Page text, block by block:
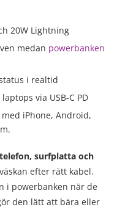
20W Lightning
medan powerbanken
i realtid
via USB-C PD
iPhone, Android,
surfplatta och
efter rätt kabel.
i powerbanken när de
den lätt att bära eller